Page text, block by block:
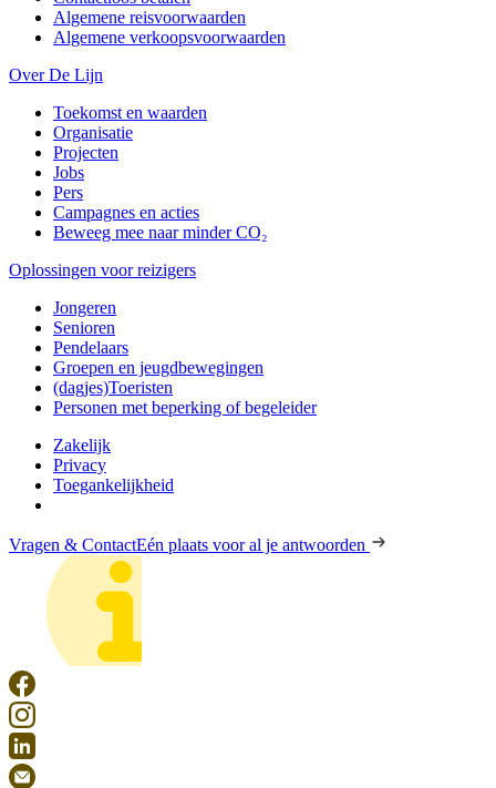
Algemene reisvoorwaarden
Algemene verkoopsvoorwaarden
Over De Lijn
Toekomst en waarden
Organisatie
Projecten
Jobs
Pers
Campagnes en acties
Beweeg mee naar minder CO₂
Oplossingen voor reizigers
Jongeren
Senioren
Pendelaars
Groepen en jeugdbewegingen
(dagjes)Toeristen
Personen met beperking of begeleider
Zakelijk
Privacy
Toegankelijkheid
Vragen & ContactEén plaats voor al je antwoorden